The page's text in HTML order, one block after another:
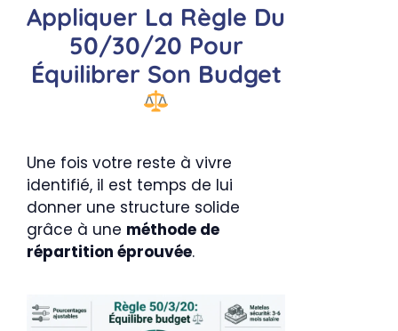
Appliquer La Règle Du
50/30/20 Pour
Équilibrer Son Budget
Une fois votre reste à vivre
identifié, il est temps de lui
donner une structure solide
grâce à une méthode de
répartition éprouvée.